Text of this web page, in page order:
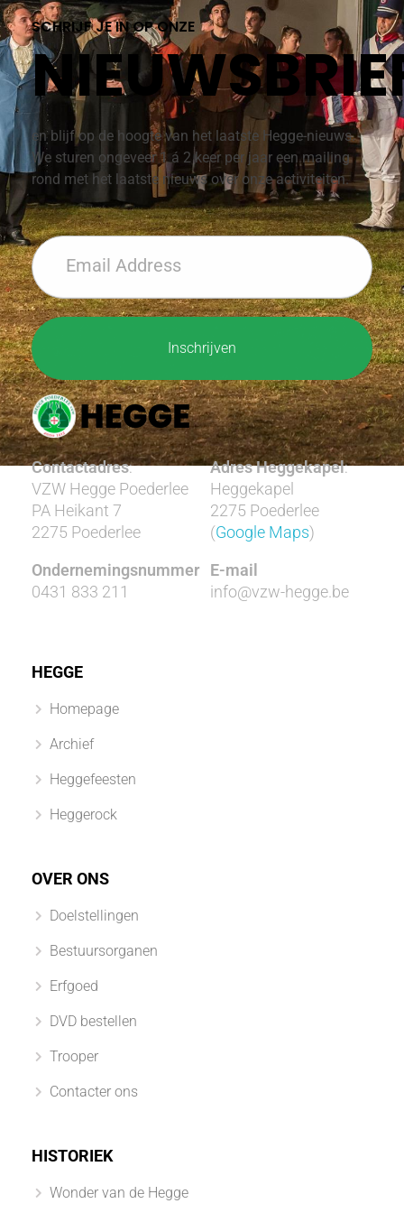
SCHRIJF JE IN OP ONZE
en blijf op de hoogte van het laatste Hegge-nieuws.
We sturen ongeveer 1 á 2 keer per jaar een mailing
rond met het laatste nieuws over onze activiteiten.
Contactadres:
VZW Hegge Poederlee
PA Heikant 7
2275 Poederlee
Ondernemingsnummer
0431 833 211
Adres Heggekapel:
Heggekapel
2275 Poederlee
(Google Maps)
E-mail
info@vzw-hegge.be
HEGGE
Homepage
Archief
Heggefeesten
Heggerock
OVER ONS
Doelstellingen
Bestuursorganen
Erfgoed
DVD bestellen
Trooper
Contacter ons
HISTORIEK
Wonder van de Hegge